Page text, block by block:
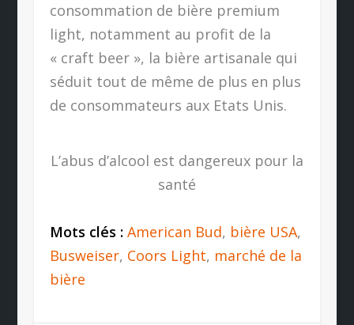
consommation de bière premium
light, notamment au profit de la
« craft beer », la bière artisanale qui
séduit tout de même de plus en plus
de consommateurs aux Etats Unis.
L’abus d’alcool est dangereux pour la
santé
Mots clés : American Bud, bière USA,
Busweiser, Coors Light, marché de la
bière